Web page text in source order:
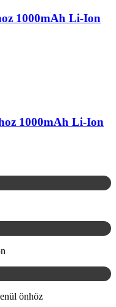
1000mAh Li-Ion
1000mAh Li-Ion
önhöz